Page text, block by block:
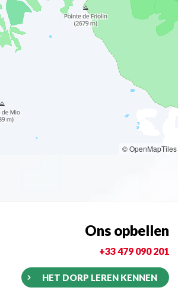
© OpenMapTiles
Ons opbellen
+33 479 090 201
HET DORP LEREN KENNEN